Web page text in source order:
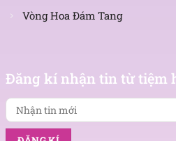
Vòng Hoa Đám Tang
Đăng kí nhận tin từ tiệm
tin
mới